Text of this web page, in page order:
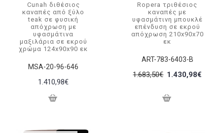
MSA-20-96-646
Cunah διθέσιος
καναπές από ξύλο
teak σε φυσική
απόχρωση με
υφασμάτινα
μαξιλάρια σε εκρού
χρώμα 124x90x90 εκ
1.410,98€
ART-783-6403-B
Ropera τριθέσιος
καναπές με
υφασμάτινη μπουκλέ
επένδυση σε εκρού
απόχρωση 210x90x70
εκ
1.683,50€ 1.430,98€